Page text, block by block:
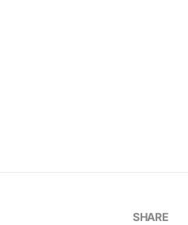
SHARE